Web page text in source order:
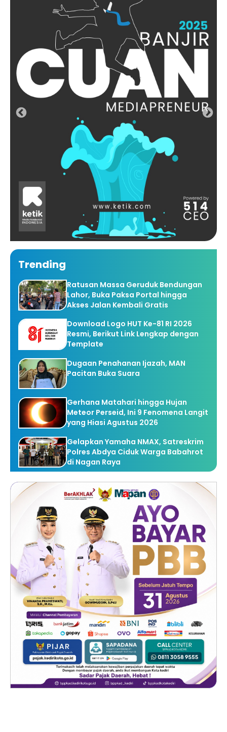
Trending
Ratusan Massa Geruduk Bendungan
Lahor, Buka Paksa Portal hingga
Akses Jalan Kembali Gratis
Download Logo HUT Ke-81 RI 2026
Resmi, Berikut Link Lengkap dengan
Template
Dugaan Penahanan Ijazah, MAN
Pacitan Buka Suara
Gerhana Matahari hingga Hujan
Meteor Perseid, Ini 9 Fenomena Langit
yang Hiasi Agustus 2026
Gelapkan Yamaha NMAX, Satreskrim
Polres Abdya Ciduk Warga Babahrot
di Nagan Raya